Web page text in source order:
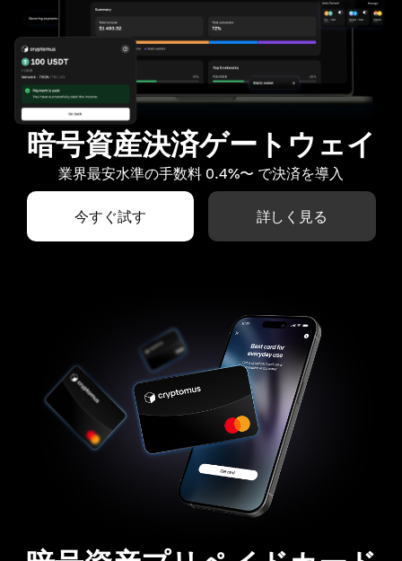
暗号資産決済ゲートウェイ
業界最安水準の手数料 0.4%〜 で決済を導入
今すぐ試す 詳しく見る